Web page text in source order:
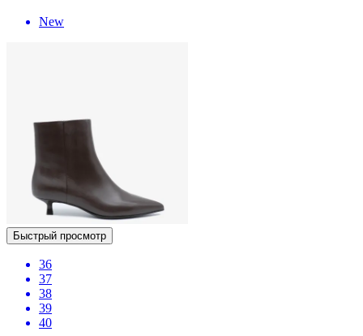
New
Быстрый просмотр
36
37
38
39
40